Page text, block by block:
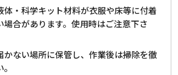
体・科学キット材料が衣服や床等に付着
場合があります。使用時はご注意下さ
かない場所に保管し、作業後は掃除を徹